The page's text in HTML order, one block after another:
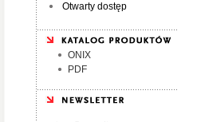
Otwarty dostęp
ONIX
PDF